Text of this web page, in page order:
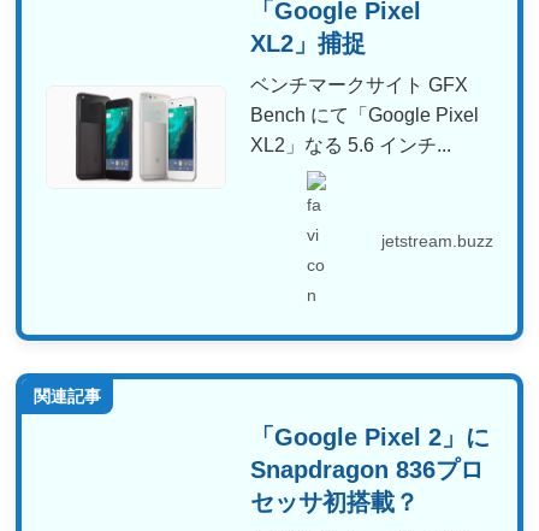
「Google Pixel
XL2」捕捉
ベンチマークサイト GFX
Bench にて「Google Pixel
XL2」なる 5.6 インチ...
jetstream.buzz
関連記事
「Google Pixel 2」に
Snapdragon 836プロ
セッサ初搭載？